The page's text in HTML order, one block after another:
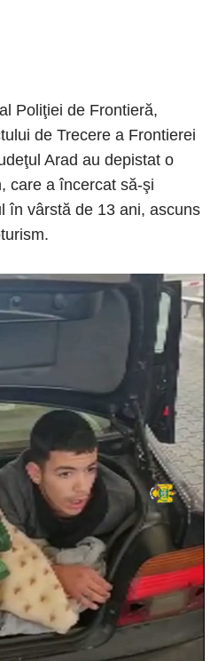
Poliţiei de Frontieră,
de Trecere a Frontierei
Arad au depistat o
care a încercat să-şi
în vârstă de 13 ani, ascuns